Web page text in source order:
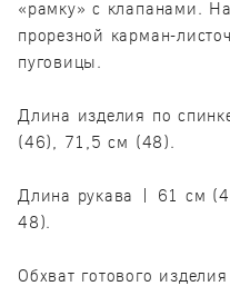
«рамку» с клапанами.
прорезной карман-
пуговицы.
Длина изделия по
(46), 71,5 см (48).
Длина рукава | 61 см
48).
Обхват готового